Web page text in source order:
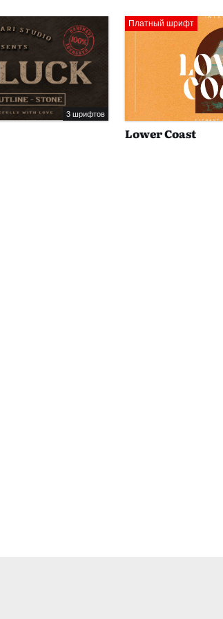
3 шрифтов
Платный шрифт
Lower Coast